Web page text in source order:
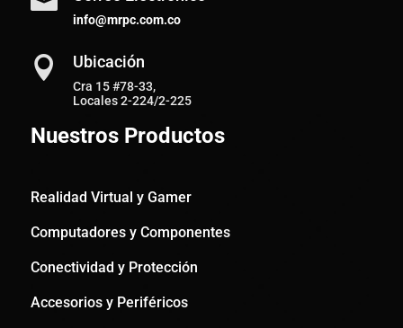
info@mrpc.com.co
 Ubicación
Cra 15 #78-33,
Locales 2-224/2-225
Nuestros Productos
Realidad Virtual y Gamer
Computadores y Componentes
Conectividad y Protección
Accesorios y Periféricos